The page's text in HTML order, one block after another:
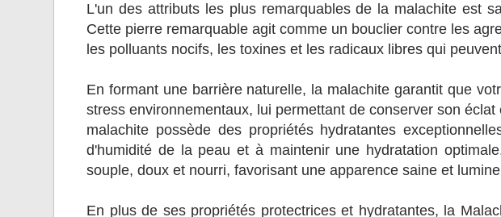
L'un des attributs les plus remarquables de la malachite est
Cette pierre remarquable agit comme un bouclier contre les
les polluants nocifs, les toxines et les radicaux libres qui
En formant une barrière naturelle, la malachite garantit que
stress environnementaux, lui permettant de conserver son
malachite possède des propriétés hydratantes
d'humidité de la peau et à maintenir une hydratation
souple, doux et nourri, favorisant une apparence saine et
En plus de ses propriétés protectrices et hydratantes, la